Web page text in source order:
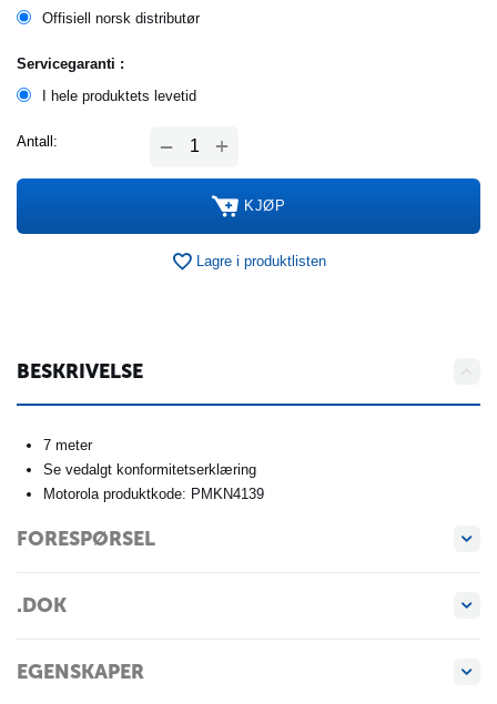
Offisiell norsk distributør
Servicegaranti :
I hele produktets levetid
Antall: +
−
KJØP
Lagre i produktlisten
BESKRIVELSE
7 meter
Se vedalgt konformitetserklæring
Motorola produktkode: PMKN4139
FORESPØRSEL
.DOK
EGENSKAPER